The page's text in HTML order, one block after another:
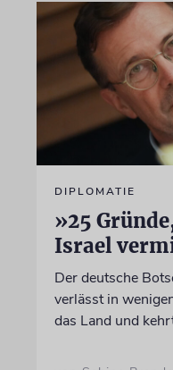
DIPLOMATIE
»25
Israel
Der deutsche
verlässt in
das Land und